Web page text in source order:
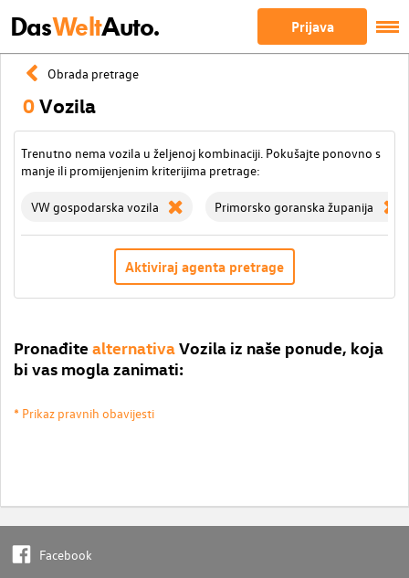
DasWeltAuto. Prijava
Obrada pretrage
0Vozila
Trenutno nema vozila u željenoj kombinaciji. Pokušajte ponovno s
manje ili promijenjenim kriterijima pretrage:
VW gospodarska vozila Primorsko goranska županija
Aktiviraj agenta pretrage
Pronađite alternativaVozila iz naše ponude, koja
bi vas mogla zanimati:
* Prikaz pravnih obavijesti
Facebook